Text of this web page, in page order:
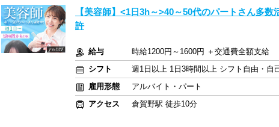
【美容師】<1日3h～>40～50代のパートさん多
許
給与
時給1200円～1600円 ＋交通費全額支給
シフト
週1日以上 1日3時間以上 シフト自由・自
雇用形態
アルバイト・パート
アクセス
倉賀野駅 徒歩10分